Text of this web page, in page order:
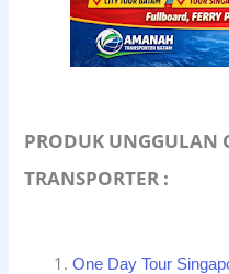
PRODUK UNGGULAN
TRANSPORTER :
One Day Tour